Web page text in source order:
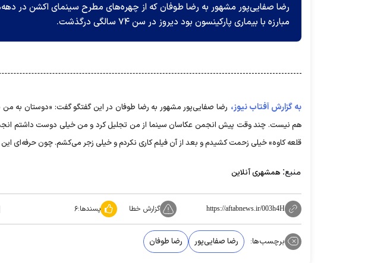
رضا صفایی‌پور مشهور به رضا طوفان که از چهره‌های مطرح سینمای اکشن در
مبارزه با بیماری پارکینسون بود دیروز در سن ۷۴ سالگی درگذشت.
به گزارش آفتاب نیوز، رضا صفایی‌پور مشهور به رضا طوفان در این گفتگو گفت: «دوستان به من
هم نیست. چند وقت پیش انجمن عکاسان سینما از من تجلیل کرد و من خیلی دوست داشتم انجمن
قلعه کاوه» خیلی زحمت کشیدم و بعد از آن فیلم کاری نکردم و خیلی زجر می‌کشم. چون حرفه‌ای
منبع: همشهری آنلاین
https://aftabnews.ir/003h4H گزارش خطا پسندها:۶
برچسب‌ها: رضا صفایی‌پور رضا طوفان